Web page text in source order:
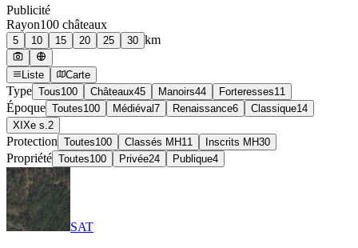
Publicité
Rayon100 châteaux
5 10 15 20 25 30 km
Liste Carte
Type Tous100 Châteaux45 Manoirs44 Forteresses11
Époque Toutes100 Médiéval 7 Renaissance6 Classique14
XIXe s. 2
Protection Toutes100 Classés MH11 Inscrits MH30
Propriété Toutes100 Privée24 Publique4
SAT